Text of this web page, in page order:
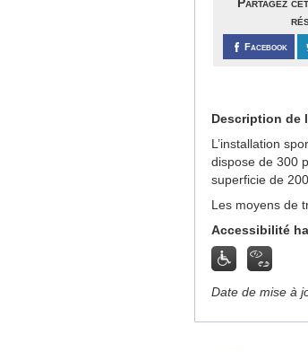
Facebook
Description de
L’installation
dispose de 300
superficie de
Les moyens de
Accessibilité
Date de mise à